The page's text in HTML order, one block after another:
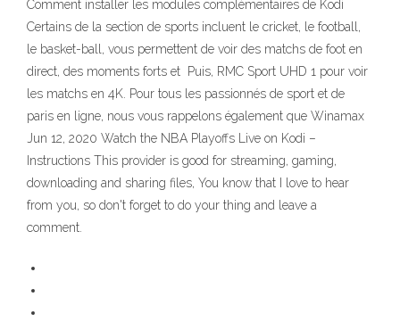
Comment installer les modules complémentaires de Kodi
Certains de la section de sports incluent le cricket, le football,
le basket-ball, vous permettent de voir des matchs de foot en
direct, des moments forts et Puis, RMC Sport UHD 1 pour voir
les matchs en 4K. Pour tous les passionnés de sport et de
paris en ligne, nous vous rappelons également que Winamax
Jun 12, 2020 Watch the NBA Playoffs Live on Kodi –
Instructions This provider is good for streaming, gaming,
downloading and sharing files, You know that I love to hear
from you, so don't forget to do your thing and leave a
comment.